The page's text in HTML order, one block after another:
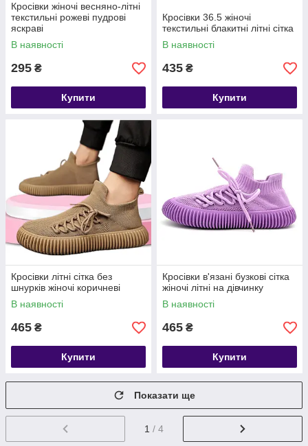
Кросівки жіночі весняно-літні
текстильні рожеві пудрові
яскраві
В наявності
295 ₴
Купити
Кросівки 36.5 жіночі
текстильні блакитні літні сітка
В наявності
435 ₴
Купити
Кросівки літні сітка без
шнурків жіночі коричневі
В наявності
465 ₴
Купити
Кросівки в'язані бузкові сітка
жіночі літні на дівчинку
В наявності
465 ₴
Купити
Показати ще
1 / 4